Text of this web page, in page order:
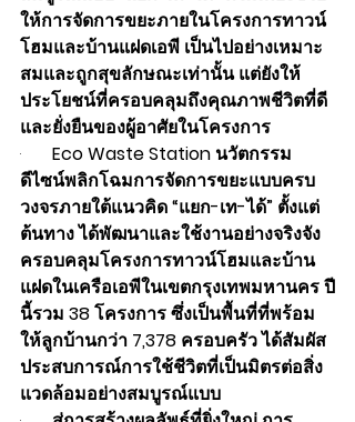
ให้การจัดการขยะภายในโครงการทาวน์
โฮมและบ้านแฝดเอพี เป็นไปอย่างเหมาะ
สมและถูกสุขลักษณะเท่านั้น แต่ยังให้
ประโยชน์ที่ครอบคลุมถึงคุณภาพชีวิตที่ดี
และยั่งยืนของผู้อาศัยในโครงการ
· Eco Waste Station นวัตกรรม
ดีไซน์พลิกโฉมการจัดการขยะแบบครบ
วงจรภายใต้แนวคิด “แยก-เท-ได้” ตั้งแต่
ต้นทาง ได้พัฒนาและใช้งานอย่างจริงจัง
ครอบคลุมโครงการทาวน์โฮมและบ้าน
แฝดในเครือเอพีในเขตกรุงเทพมหานคร ปี
นี้รวม 38 โครงการ ซึ่งเป็นพื้นที่ที่พร้อม
ให้ลูกบ้านกว่า 7,378 ครอบครัว ได้สัมผัส
ประสบการณ์การใช้ชีวิตที่เป็นมิตรต่อสิ่ง
แวดล้อมอย่างสมบูรณ์แบบ